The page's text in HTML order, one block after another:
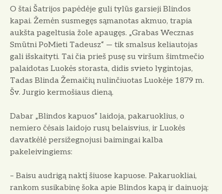
O štai Šatrijos papėdėje guli tylūs garsieji Blindos
kapai. Žemėn susmegęs sąmanotas akmuo, trapia
aukšta pageltusia žole apaugęs. „Grabas Wecznas
Smūtni PoMieti Tadeusz“ — tik smalsus keliautojas
gali išskaityti. Tai čia prieš pusę su viršum šimt­mečio
palaidotas Luokės storasta, didis svieto lygintojas,
Tadas Blinda Žemaičių nulinčiuotas Luokėje 1879 m.
Šv. Jurgio kermošiaus dieną.
Dabar „Blindos kapuos“ laidoja, pakaruoklius, o
nemiero čėsais laidojo rusų belaisvius, ir Luokės
davatkėlė persižegno­jusi baimingai kalba
pakeleivingiems:
– Baisu audrigą naktį šiuose kapuose. Pakaruokliai,
rankom susikabinę šoka apie Blindos kapą ir dainuoją: